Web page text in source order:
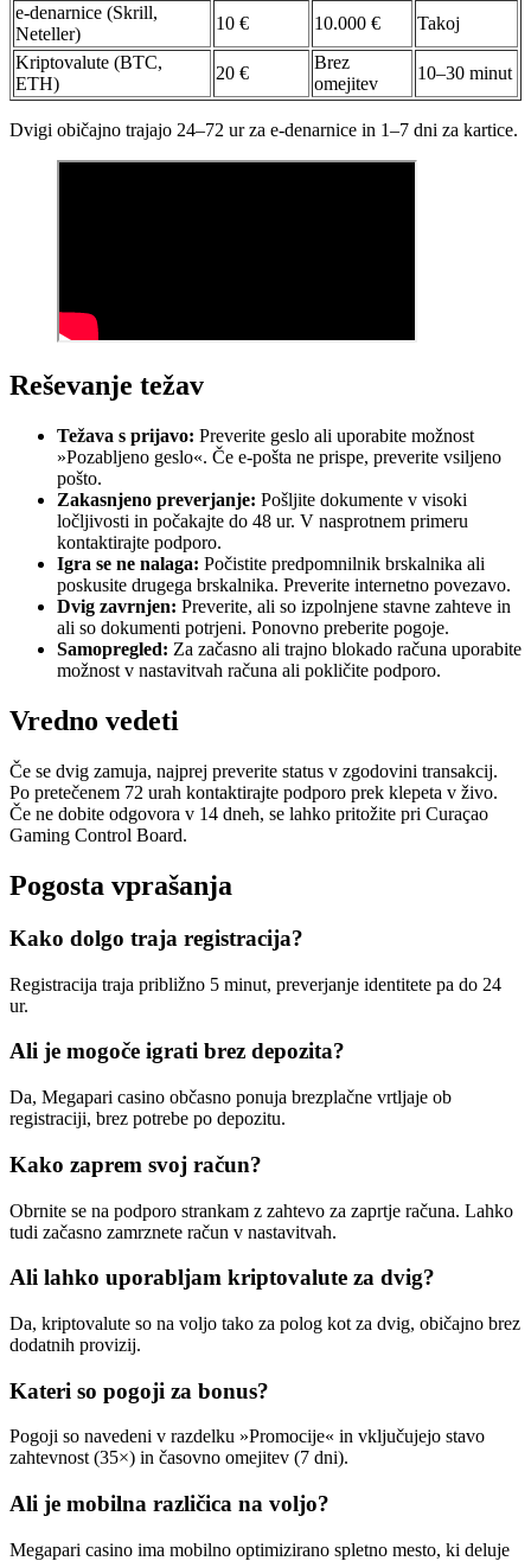
e-denarnice (Skrill,
Neteller)
10 € 10.000 €
Takoj
Kriptovalute (BTC,
ETH)
20 €
Brez
omejitev
10–30 minut
Dvigi običajno trajajo 24–72 ur za e-denarnice in 1–7 dni za kartice.
Reševanje težav
Težava s prijavo: Preverite geslo ali uporabite možnost
»Pozabljeno geslo«. Če e-pošta ne prispe, preverite vsiljeno
pošto.
Zakasnjeno preverjanje: Pošljite dokumente v visoki
ločljivosti in počakajte do 48 ur. V nasprotnem primeru
kontaktirajte podporo.
Igra se ne nalaga: Počistite predpomnilnik brskalnika ali
poskusite drugega brskalnika. Preverite internetno povezavo.
Dvig zavrnjen: Preverite, ali so izpolnjene stavne zahteve in
ali so dokumenti potrjeni. Ponovno preberite pogoje.
Samopregled: Za začasno ali trajno blokado računa uporabite
možnost v nastavitvah računa ali pokličite podporo.
Vredno vedeti
Če se dvig zamuja, najprej preverite status v zgodovini transakcij.
Po pretečenem 72 urah kontaktirajte podporo prek klepeta v živo.
Če ne dobite odgovora v 14 dneh, se lahko pritožite pri Curaçao
Gaming Control Board.
Pogosta vprašanja
Kako dolgo traja registracija?
Registracija traja približno 5 minut, preverjanje identitete pa do 24
ur.
Ali je mogoče igrati brez depozita?
Da, Megapari casino občasno ponuja brezplačne vrtljaje ob
registraciji, brez potrebe po depozitu.
Kako zaprem svoj račun?
Obrnite se na podporo strankam z zahtevo za zaprtje računa. Lahko
tudi začasno zamrznete račun v nastavitvah.
Ali lahko uporabljam kriptovalute za dvig?
Da, kriptovalute so na voljo tako za polog kot za dvig, običajno brez
dodatnih provizij.
Kateri so pogoji za bonus?
Pogoji so navedeni v razdelku »Promocije« in vključujejo stavo
zahtevnost (35×) in časovno omejitev (7 dni).
Ali je mobilna različica na voljo?
Megapari casino ima mobilno optimizirano spletno mesto, ki deluje